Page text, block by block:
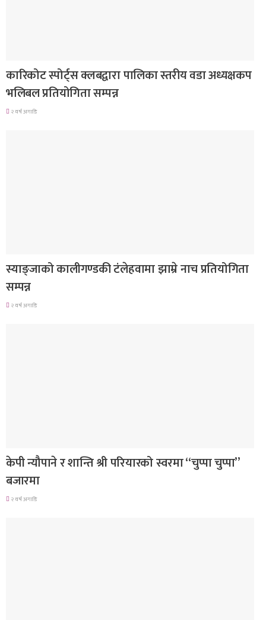
कारिकोट स्पोर्ट्स क्लबद्वारा पालिका स्तरीय वडा अध्यक्षकप
भलिबल प्रतियोगिता सम्पन्न
२ वर्ष अगाडि
स्याङ्जाको कालीगण्डकी टंलेहवामा झाम्रे नाच प्रतियोगिता
सम्पन्न
२ वर्ष अगाडि
केपी न्यौपाने र शान्ति श्री परियारको स्वरमा “चुप्पा चुप्पा”
बजारमा
२ वर्ष अगाडि